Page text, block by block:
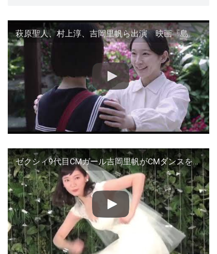
萩原聖人、村上淳、吉岡里帆ら出演 映画『島守の塔』香川京子が平和を願いナレーションを担当した予告編【2022年7月22日公開】
ゼクシィ9代目CMガール吉岡里帆がCMダンスを生披露！